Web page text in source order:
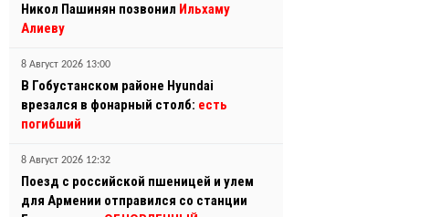
Никол Пашинян позвонил Ильхаму
Алиеву
8 Август 2026 13:00
В Гобустанском районе Hyundai
врезался в фонарный столб: есть
погибший
8 Август 2026 12:32
Поезд с российской пшеницей и улем
для Армении отправился со станции